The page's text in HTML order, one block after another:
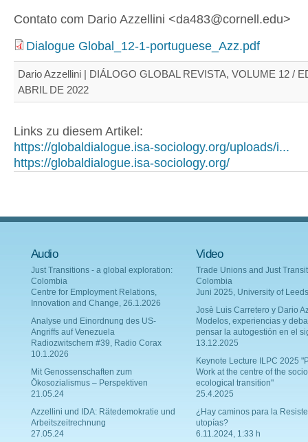
Contato com Dario Azzellini <da483@cornell.edu>
Dialogue Global_12-1-portuguese_Azz.pdf
Dario Azzellini | DIÁLOGO GLOBAL REVISTA, VOLUME 12 /
ABRIL DE 2022
Links zu diesem Artikel:
https://globaldialogue.isa-sociology.org/uploads/i...
https://globaldialogue.isa-sociology.org/
Audio
Just Transitions - a global exploration:
Colombia
Centre for Employment Relations,
Innovation and Change, 26.1.2026
Analyse und Einordnung des US-
Angriffs auf Venezuela
Radiozwitschern #39, Radio Corax
10.1.2026
Mit Genossenschaften zum
Ökosozialismus – Perspektiven
21.05.24
Azzellini und IDA: Rätedemokratie und
Arbeitszeitrechnung
27.05.24
Video
Trade Unions and Just
Colombia
Juni 2025, University of Leeds
Josè Luis Carretero y Dario
Modelos, experiencias y
pensar la autogestión en el
13.12.2025
Keynote Lecture ILPC 2025
Work at the centre of the
ecological transition"
25.4.2025
¿Hay caminos para la
utopías?
6.11.2024, 1:33 h